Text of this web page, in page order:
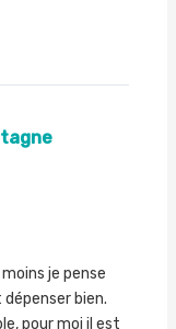
je pense
bien.
pour moi il est